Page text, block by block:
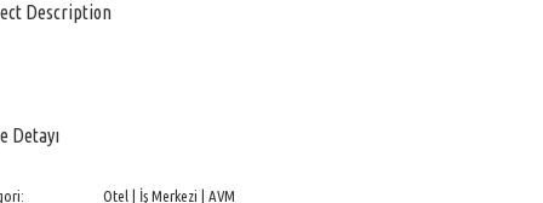
Description
Detayı
Otel | İş Merkezi | AVM